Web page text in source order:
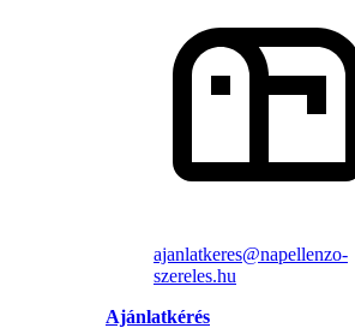
ajanlatkeres@napellenzo-
szereles.hu
Ajánlatkérés